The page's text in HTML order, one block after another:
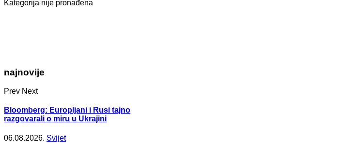
Kategorija nije pronađena
najnovije
Prev Next
Bloomberg: Europljani i Rusi tajno
razgovarali o miru u Ukrajini
06.08.2026. Svijet